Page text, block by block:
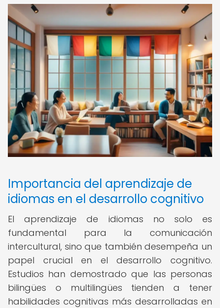
Importancia del aprendizaje de
idiomas en el desarrollo cognitivo
El aprendizaje de idiomas no solo es
fundamental para la comunicación
intercultural, sino que también desempeña un
papel crucial en el desarrollo cognitivo.
Estudios han demostrado que las personas
bilingües o multilingües tienden a tener
habilidades cognitivas más desarrolladas en